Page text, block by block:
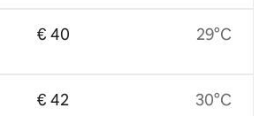
€ 40
€ 42
29°C
30°C